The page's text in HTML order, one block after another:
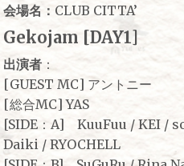
会場名： CLUB CITTA’
Gekojam [DAY1]
出演者 ：
[GUEST MC] アントニー
[総合MC] YAS
[SIDE：A] KuuFuu / KEI /
Daiki / RYOCHELL